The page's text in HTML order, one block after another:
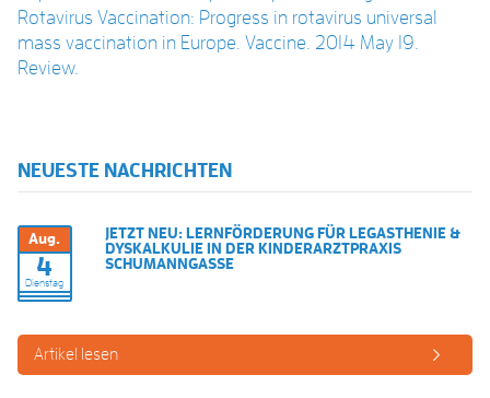
Rotavirus Vaccination: Progress in rotavirus universal
mass vaccination in Europe. Vaccine. 2014 May 19.
Review.
NEUESTE NACHRICHTEN
Aug.
4
Dienstag
JETZT NEU: LERNFÖRDERUNG FÜR LEGASTHENIE &
DYSKALKULIE IN DER KINDERARZTPRAXIS
SCHUMANNGASSE
Artikel lesen